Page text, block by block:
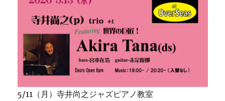
5/11（月）寺井尚之ジャズピアノ教室